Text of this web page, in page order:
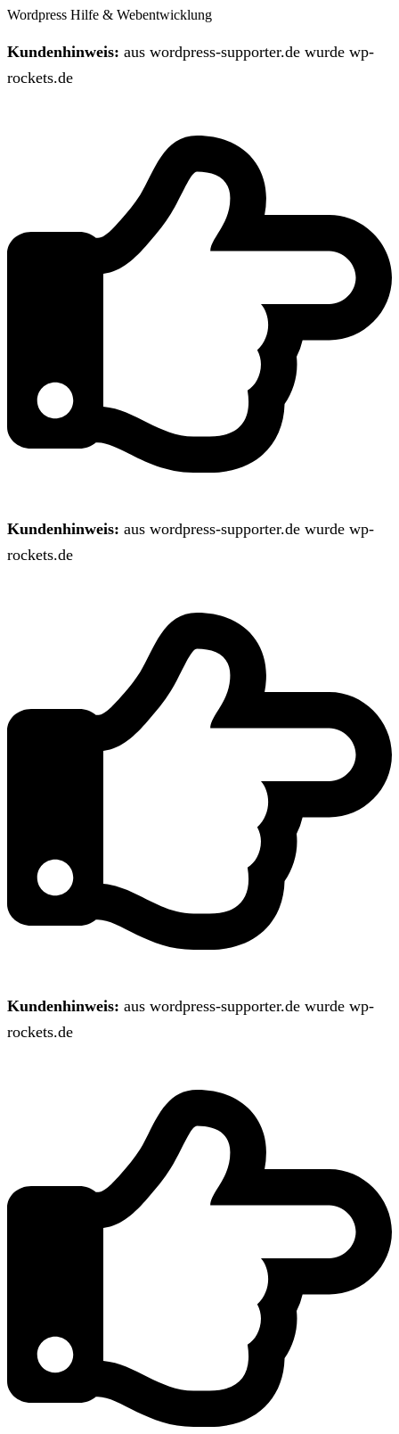
Wordpress Hilfe & Webentwicklung
Kundenhinweis: aus wordpress-supporter.de wurde wp-
rockets.de
Kundenhinweis: aus wordpress-supporter.de wurde wp-
rockets.de
Kundenhinweis: aus wordpress-supporter.de wurde wp-
rockets.de